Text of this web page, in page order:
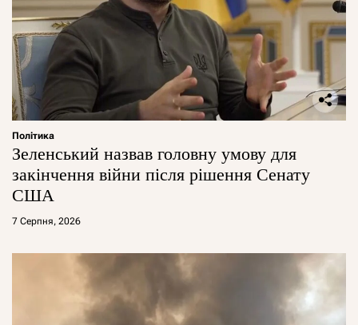
Політика
Зеленський назвав головну умову для
закінчення війни після рішення Сенату
США
7 Серпня, 2026